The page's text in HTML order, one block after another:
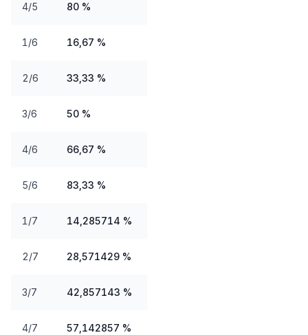
4/5 80 %
1/6 16,67 %
2/6 33,33 %
3/6 50 %
4/6 66,67 %
5/6 83,33 %
1/7 14,285714 %
2/7 28,571429 %
3/7 42,857143 %
4/7 57,142857 %